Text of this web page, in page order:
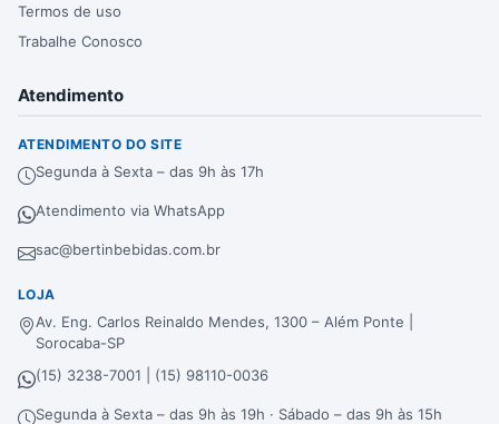
Termos de uso
Trabalhe Conosco
Atendimento
ATENDIMENTO DO SITE
Segunda à Sexta – das 9h às 17h
Atendimento via WhatsApp
sac@bertinbebidas.com.br
LOJA
Av. Eng. Carlos Reinaldo Mendes, 1300 – Além Ponte |
Sorocaba-SP
(15) 3238-7001 | (15) 98110-0036
Segunda à Sexta – das 9h às 19h · Sábado – das 9h às 15h